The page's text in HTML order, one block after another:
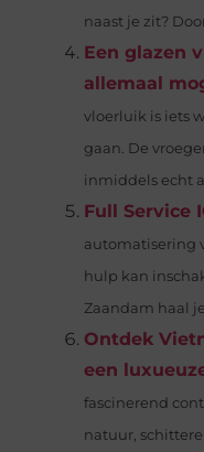
naast je zit?
Een glazen
allemaal
vloerluik is iets
gaan. De
inmiddels echt
Full Service
automatisering
hulp kan
Zaandam haal
Ontdek
een
fascinerend
natuur,